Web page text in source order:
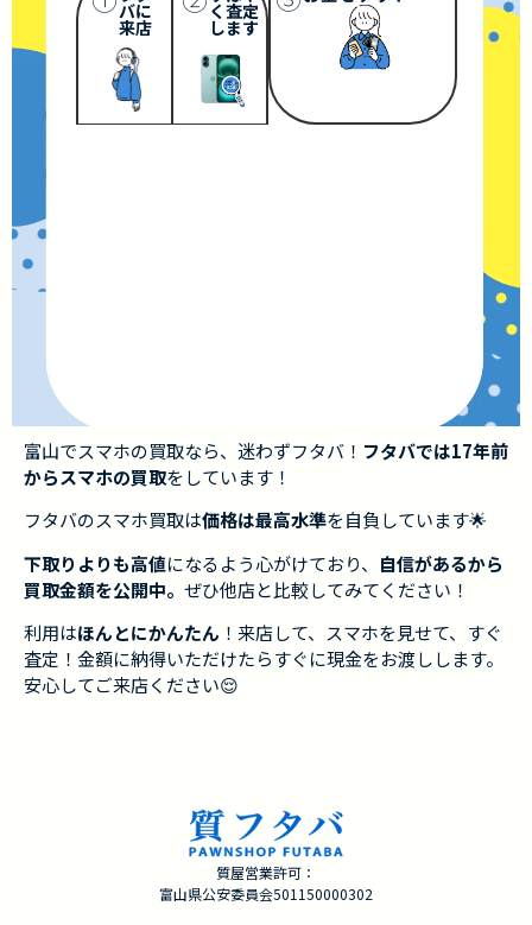
バに
来店
く査定
します
富山でスマホの買取なら、迷わずフタバ！ フタバでは17年前
からスマホの買取をしています！
フタバのスマホ買取は価格は最高水準を自負しています🌟
下取りよりも高値になるよう心がけており、 自信があるから
買取金額を公開中。 ぜひ他店と比較してみてください！
利用はほんとにかんたん ！来店して、スマホを見せて、すぐ
査定！金額に納得いただけたらすぐに現金をお渡しします。
安心してご来店ください😌
質屋営業許可：
富山県公安委員会501150000302